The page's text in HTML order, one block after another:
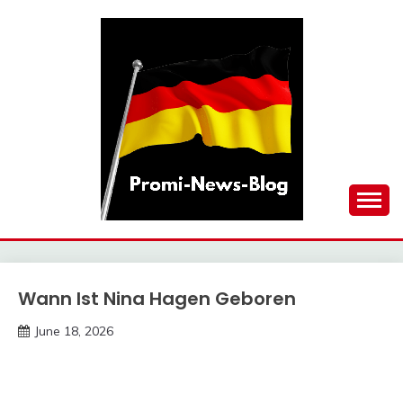
PROMI-NEWS-BLOG
Trends
Wann Ist Nina Hagen Geboren
June 18, 2026